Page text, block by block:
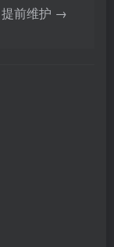
前维护 →